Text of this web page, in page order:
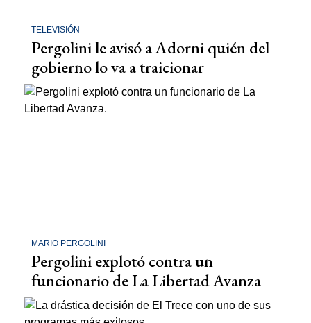
TELEVISIÓN
Pergolini le avisó a Adorni quién del
gobierno lo va a traicionar
MARIO PERGOLINI
Pergolini explotó contra un
funcionario de La Libertad Avanza